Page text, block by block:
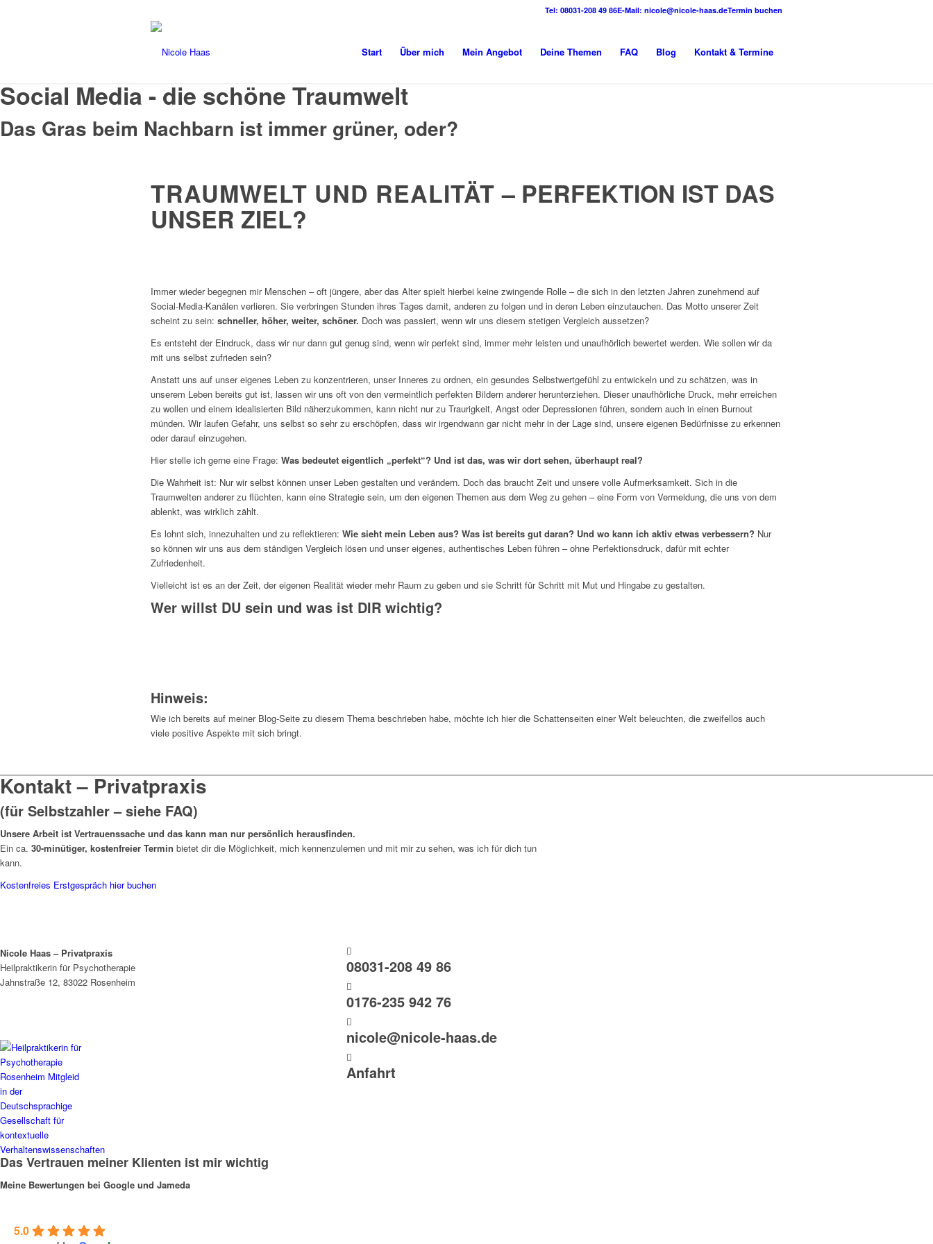
Tel: 08031-208 49 86E-Mail: nicole@nicole-haas.deTermin buchen
Start Über mich Mein Angebot Deine Themen FAQ Blog Kontakt & Termine
Social Media - die schöne Traumwelt
Das Gras beim Nachbarn ist immer grüner, oder?
TRAUMWELT UND REALITÄT– PERFEKTION IST DAS
UNSER ZIEL?
Immer wieder begegnen mir Menschen – oft jüngere, aber das Alter spielt hierbei keine zwingende Rolle – die sich in den letzten Jahren zunehmend auf
Social-Media-Kanälen verlieren. Sie verbringen Stunden ihres Tages damit, anderen zu folgen und in deren Leben einzutauchen. Das Motto unserer Zeit
scheint zu sein: schneller, höher, weiter, schöner. Doch was passiert, wenn wir uns diesem stetigen Vergleich aussetzen?
Es entsteht der Eindruck, dass wir nur dann gut genug sind, wenn wir perfekt sind, immer mehr leisten und unaufhörlich bewertet werden. Wie sollen wir da
mit uns selbst zufrieden sein?
Anstatt uns auf unser eigenes Leben zu konzentrieren, unser Inneres zu ordnen, ein gesundes Selbstwertgefühl zu entwickeln und zu schätzen, was in
unserem Leben bereits gut ist, lassen wir uns oft von den vermeintlich perfekten Bildern anderer herunterziehen. Dieser unaufhörliche Druck, mehr erreichen
zu wollen und einem idealisierten Bild näherzukommen, kann nicht nur zu Traurigkeit, Angst oder Depressionen führen, sondern auch in einen Burnout
münden. Wir laufen Gefahr, uns selbst so sehr zu erschöpfen, dass wir irgendwann gar nicht mehr in der Lage sind, unsere eigenen Bedürfnisse zu erkennen
oder darauf einzugehen.
Hier stelle ich gerne eine Frage: Was bedeutet eigentlich „perfekt“? Und ist das, was wir dort sehen, überhaupt real?
Die Wahrheit ist: Nur wir selbst können unser Leben gestalten und verändern. Doch das braucht Zeit und unsere volle Aufmerksamkeit. Sich in die
Traumwelten anderer zu flüchten, kann eine Strategie sein, um den eigenen Themen aus dem Weg zu gehen – eine Form von Vermeidung, die uns von dem
ablenkt, was wirklich zählt.
Es lohnt sich, innezuhalten und zu reflektieren: Wie sieht mein Leben aus? Was ist bereits gut daran? Und wo kann ich aktiv etwas verbessern? Nur
so können wir uns aus dem ständigen Vergleich lösen und unser eigenes, authentisches Leben führen – ohne Perfektionsdruck, dafür mit echter
Zufriedenheit.
Vielleicht ist es an der Zeit, der eigenen Realität wieder mehr Raum zu geben und sie Schritt für Schritt mit Mut und Hingabe zu gestalten.
Wer willst DU sein und was ist DIR wichtig?
Hinweis:
Wie ich bereits auf meiner Blog-Seite zu diesem Thema beschrieben habe, möchte ich hier die Schattenseiten einer Welt beleuchten, die zweifellos auch
viele positive Aspekte mit sich bringt.
Kontakt – Privatpraxis
(für Selbstzahler – siehe FAQ)
Unsere Arbeit ist Vertrauenssache und das kann man nur persönlich herausfinden.
Ein ca. 30-minütiger, kostenfreier Termin bietet dir die Möglichkeit, mich kennenzulernen und mit mir zu sehen, was ich für dich tun
kann.
Kostenfreies Erstgespräch hier buchen
Nicole Haas – Privatpraxis
Heilpraktikerin für Psychotherapie
Jahnstraße 12, 83022 Rosenheim
08031-208 49 86
0176-235 942 76
nicole@nicole-haas.de
Anfahrt
Das Vertrauen meiner Klienten ist mir wichtig
Meine Bewertungen bei Google und Jameda
5.0